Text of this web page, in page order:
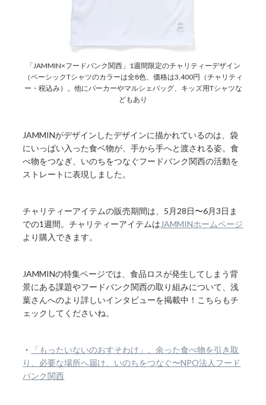
「JAMMIN×フードバンク関西」1週間限定のチャリティーデザイン
（ベーシックTシャツのカラーは全8色、価格は3,400円（チャリティ
ー・税込み）。他にパーカーやマルシェバッグ、キッズ用Tシャツな
どもあり
JAMMINがデザインしたデザインに描かれているのは、袋
にいっぱい入った食ベ物が、手から手へと渡される姿。食
べ物をつなぎ、いのちをつなぐフードバンク関西の活動を
ストレートに表現しました。
チャリティーアイテムの販売期間は、5月28日〜6月3日ま
での1週間。チャリティーアイテムはJAMMINホームページ
より購入できます。
JAMMINの特集ページでは、食品ロスが発生してしまう背
景にある課題やフードバンク関西の取り組みについて、浅
葉さんへのより詳しいインタビューを掲載中！こちらもチ
ェックしてくださいね。
・
「もったいないのおすそわけ」。余った食べ物を引き取
り、必要な場所へ届け、いのちをつなぐ〜NPO法人フード
バンク関西